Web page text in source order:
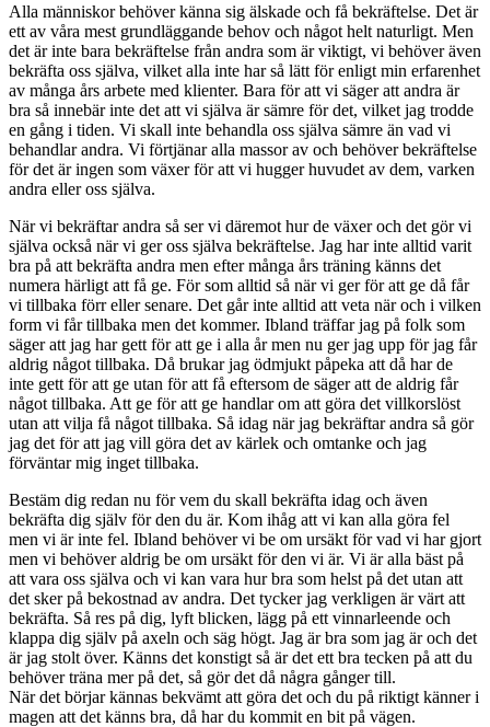
Alla människor behöver känna sig älskade och få bekräftelse. Det är
ett av våra mest grundläggande behov och något helt naturligt. Men
det är inte bara bekräftelse från andra som är viktigt, vi behöver även
bekräfta oss själva, vilket alla inte har så lätt för enligt min erfarenhet
av många års arbete med klienter. Bara för att vi säger att andra är
bra så innebär inte det att vi själva är sämre för det, vilket jag trodde
en gång i tiden. Vi skall inte behandla oss själva sämre än vad vi
behandlar andra. Vi förtjänar alla massor av och behöver bekräftelse
för det är ingen som växer för att vi hugger huvudet av dem, varken
andra eller oss själva.
När vi bekräftar andra så ser vi däremot hur de växer och det gör vi
själva också när vi ger oss själva bekräftelse. Jag har inte alltid varit
bra på att bekräfta andra men efter många års träning känns det
numera härligt att få ge. För som alltid så när vi ger för att ge då får
vi tillbaka förr eller senare. Det går inte alltid att veta när och i vilken
form vi får tillbaka men det kommer. Ibland träffar jag på folk som
säger att jag har gett för att ge i alla år men nu ger jag upp för jag får
aldrig något tillbaka. Då brukar jag ödmjukt påpeka att då har de
inte gett för att ge utan för att få eftersom de säger att de aldrig får
något tillbaka. Att ge för att ge handlar om att göra det villkorslöst
utan att vilja få något tillbaka. Så idag när jag bekräftar andra så gör
jag det för att jag vill göra det av kärlek och omtanke och jag
förväntar mig inget tillbaka.
Bestäm dig redan nu för vem du skall bekräfta idag och även
bekräfta dig själv för den du är. Kom ihåg att vi kan alla göra fel
men vi är inte fel. Ibland behöver vi be om ursäkt för vad vi har gjort
men vi behöver aldrig be om ursäkt för den vi är. Vi är alla bäst på
att vara oss själva och vi kan vara hur bra som helst på det utan att
det sker på bekostnad av andra. Det tycker jag verkligen är värt att
bekräfta. Så res på dig, lyft blicken, lägg på ett vinnarleende och
klappa dig själv på axeln och säg högt. Jag är bra som jag är och det
är jag stolt över. Känns det konstigt så är det ett bra tecken på att du
behöver träna mer på det, så gör det då några gånger till.
När det börjar kännas bekvämt att göra det och du på riktigt känner i
magen att det känns bra, då har du kommit en bit på vägen.